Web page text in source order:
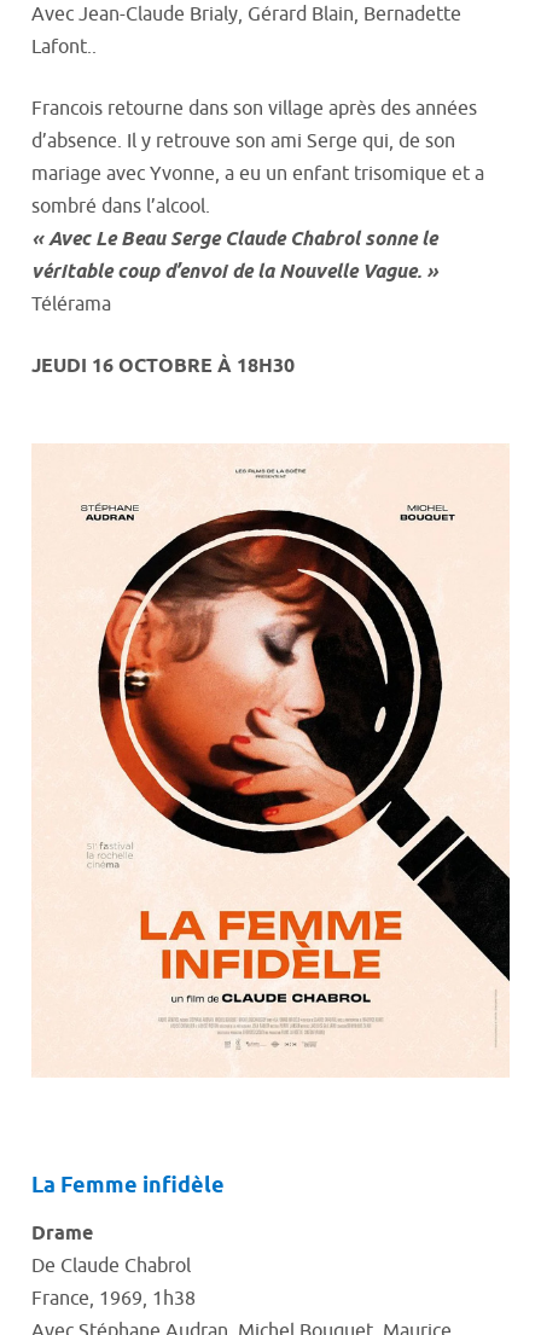
Avec Jean-Claude Brialy, Gérard Blain, Bernadette
Lafont..
Francois retourne dans son village après des années
d’absence. Il y retrouve son ami Serge qui, de son
mariage avec Yvonne, a eu un enfant trisomique et a
sombré dans l’alcool.
« Avec Le Beau Serge Claude Chabrol sonne le
véritable coup d’envoi de la Nouvelle Vague. »
Télérama
JEUDI 16 OCTOBRE À 18H30
La Femme infidèle
Drame
De Claude Chabrol
France, 1969, 1h38